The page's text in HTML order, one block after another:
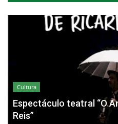
Cultura
Espectáculo teatral “O
Reis”